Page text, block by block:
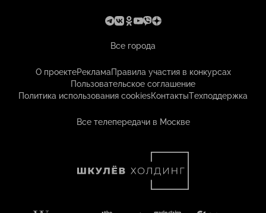
Все города
О проектеРекламаПравила участия в конкурсах
Пользовательское соглашение
Политика использования cookiesКонтактыТехподдержка
Все телепередачи в Москве